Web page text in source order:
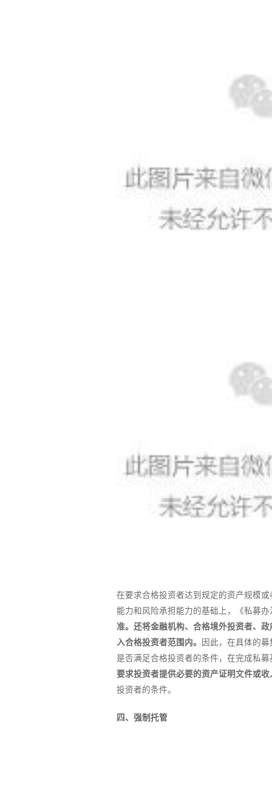
在要求合格投资者达到规定的资产规模
能力和风险承担能力的基础上，《私募办
准。还将金融机构、合格境外投资者、
入合格投资者范围内。
因此，在具体的
是否满足合格投资者的条件，在完成私
要求投资者提供必要的资产证明文件或
投资者的条件。
四、强制托管